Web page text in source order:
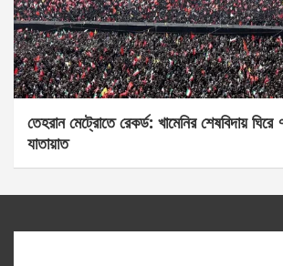
তেহরান মেট্রোতে রেকর্ড: খামেনির শেষবিদায়
যাতায়াত